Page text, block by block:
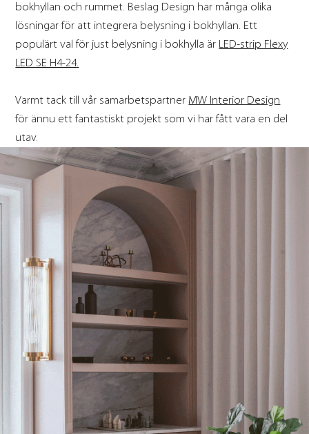
bokhyllan och rummet. Beslag Design har många olika
lösningar för att integrera belysning i bokhyllan. Ett
populärt val för just belysning i bokhylla är LED-strip Flexy
LED SE H4-24.
Varmt tack till vår samarbetspartner MW Interior Design
för ännu ett fantastiskt projekt som vi har fått vara en del
utav.